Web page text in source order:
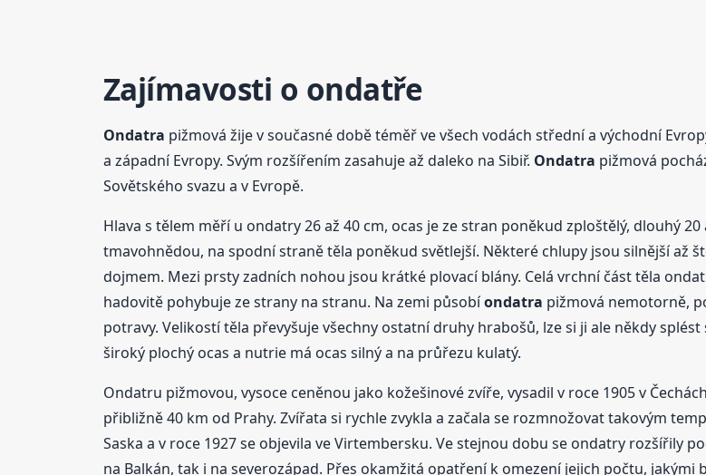
Zajímavosti o ondatře
Ondatra pižmová žije v současné době téměř ve všech vodách střední a východní
a západní Evropy. Svým rozšířením zasahuje až daleko na Sibiř. Ondatra pižmová
Sovětského svazu a v Evropě.
Hlava s tělem měří u ondatry 26 až 40 cm, ocas je ze stran poněkud zploštělý, dlouhý 20
tmavohnědou, na spodní straně těla poněkud světlejší. Některé chlupy jsou silnější až
dojmem. Mezi prsty zadních nohou jsou krátké plovací blány. Celá vrchní část těla
hadovitě pohybuje ze strany na stranu. Na zemi působíondatra pižmová nemotorně,
potravy. Velikostí těla převyšuje všechny ostatní druhy hrabošů, lze si ji ale někdy
široký plochý ocas a nutrie má ocas silný a na průřezu kulatý.
Ondatru pižmovou, vysoce ceněnou jako kožešinové zvíře, vysadil v roce 1905 v
přibližně 40 km od Prahy. Zvířata si rychle zvykla a začala se rozmnožovat takovým
Saska a v roce 1927 se objevila ve Virtembersku. Ve stejnou dobu se ondatry rozšířily
na Balkán, tak i na severozápad. Přes okamžitá opatření k omezení jejich počtu,